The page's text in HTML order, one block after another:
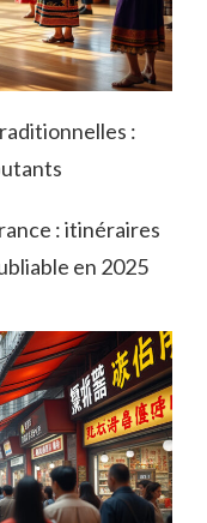
:
: itinéraires
en 2025